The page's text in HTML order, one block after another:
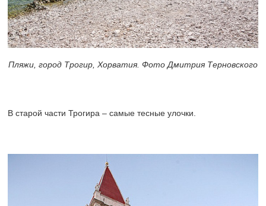
Пляжи, город Трогир, Хорватия. Фото Дмитрия Терновского
В старой части Трогира – самые тесные улочки.